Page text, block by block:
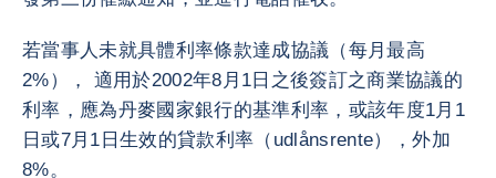
若當事人未就具體利率條款達成協議（每月最高
2%）， 適用於2002年8月1日之後簽訂之商業協議的
利率，應為丹麥國家銀行的基準利率，或該年度1月1
日或7月1日生效的貸款利率（udlånsrente），外加
8%。